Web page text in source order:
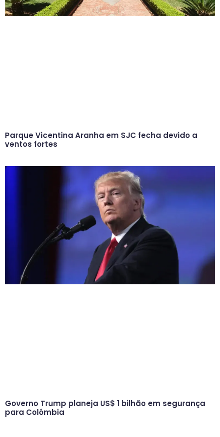
Parque Vicentina Aranha em SJC fecha devido a
ventos fortes
Governo Trump planeja US$ 1 bilhão em segurança
para Colômbia